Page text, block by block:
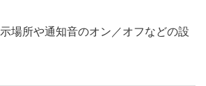
場所や通知音のオン／オフなどの設